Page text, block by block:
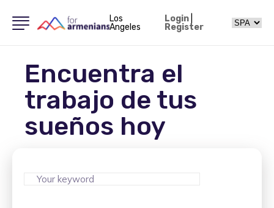
Los
Angeles
Login|
Register
Encuentra el
trabajo de tus
sueños hoy